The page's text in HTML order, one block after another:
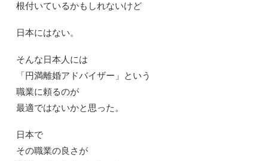
根付いているかもしれないけど
日本にはない。
そんな日本人には
「円満離婚アドバイザー」という
職業に頼るのが
最適ではないかと思った。
日本で
その職業の良さが